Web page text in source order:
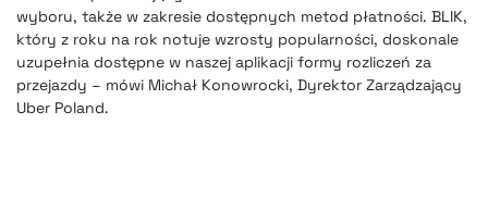
wyboru, także w zakresie dostępnych metod płatności. BLIK,
który z roku na rok notuje wzrosty popularności, doskonale
uzupełnia dostępne w naszej aplikacji formy rozliczeń za
przejazdy – mówi Michał Konowrocki, Dyrektor Zarządzający
Uber Poland.